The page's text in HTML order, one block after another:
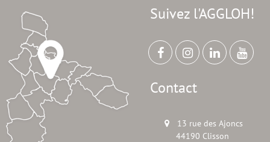
Suivez l'AGGLOH!
Contact
13 rue des Ajoncs
44190 Clisson